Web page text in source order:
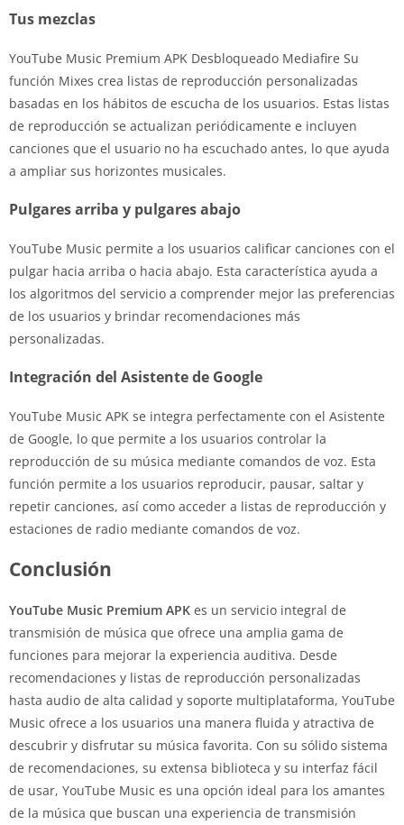
Tus mezclas
YouTube Music Premium APK Desbloqueado Mediafire Su
función Mixes crea listas de reproducción personalizadas
basadas en los hábitos de escucha de los usuarios. Estas listas
de reproducción se actualizan periódicamente e incluyen
canciones que el usuario no ha escuchado antes, lo que ayuda
a ampliar sus horizontes musicales.
Pulgares arriba y pulgares abajo
YouTube Music permite a los usuarios calificar canciones con el
pulgar hacia arriba o hacia abajo. Esta característica ayuda a
los algoritmos del servicio a comprender mejor las preferencias
de los usuarios y brindar recomendaciones más
personalizadas.
Integración del Asistente de Google
YouTube Music APK se integra perfectamente con el Asistente
de Google, lo que permite a los usuarios controlar la
reproducción de su música mediante comandos de voz. Esta
función permite a los usuarios reproducir, pausar, saltar y
repetir canciones, así como acceder a listas de reproducción y
estaciones de radio mediante comandos de voz.
Conclusión
YouTube Music Premium APK es un servicio integral de
transmisión de música que ofrece una amplia gama de
funciones para mejorar la experiencia auditiva. Desde
recomendaciones y listas de reproducción personalizadas
hasta audio de alta calidad y soporte multiplataforma, YouTube
Music ofrece a los usuarios una manera fluida y atractiva de
descubrir y disfrutar su música favorita. Con su sólido sistema
de recomendaciones, su extensa biblioteca y su interfaz fácil
de usar, YouTube Music es una opción ideal para los amantes
de la música que buscan una experiencia de transmisión